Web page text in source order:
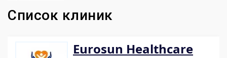
Список клиник
Eurosun Healthcare